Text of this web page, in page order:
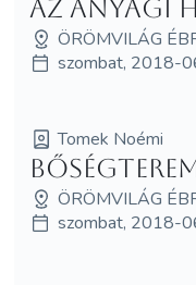
az anyagi
ÖRÖMVILÁG
szombat, 2018-
Tomek Noémi
ÖRÖMVILÁG
szombat, 2018-